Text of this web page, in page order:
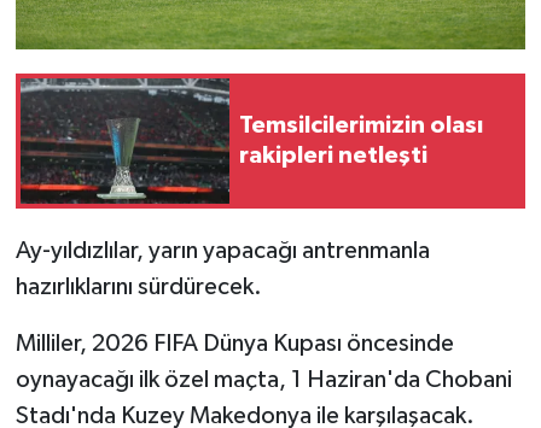
Temsilcilerimizin olası
rakipleri netleşti
Ay-yıldızlılar, yarın yapacağı antrenmanla
hazırlıklarını sürdürecek.
Milliler, 2026 FIFA Dünya Kupası öncesinde
oynayacağı ilk özel maçta, 1 Haziran'da Chobani
Stadı'nda Kuzey Makedonya ile karşılaşacak.